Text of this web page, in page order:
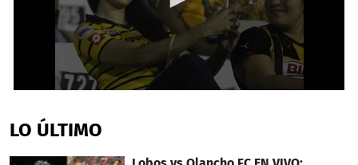
of
1
6
LO ÚLTIMO